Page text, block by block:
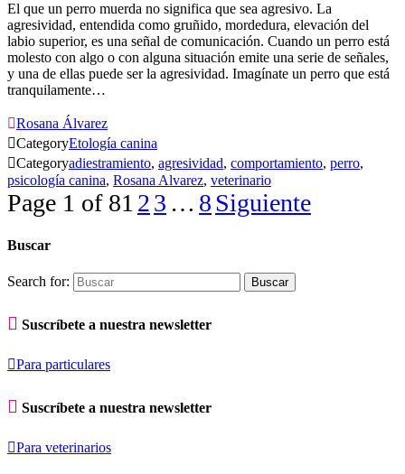
El que un perro muerda no significa que sea agresivo. La
agresividad, entendida como gruñido, mordedura, elevación del
labio superior, es una señal de comunicación. Cuando un perro está
molesto con algo o con alguna situación emite una serie de señales,
y una de ellas puede ser la agresividad. Imagínate un perro que está
tranquilamente…
Rosana Álvarez
CategoryEtología canina
Categoryadiestramiento, agresividad, comportamiento, perro,
psicología canina, Rosana Alvarez, veterinario
Page 1 of 8123 … 8Siguiente
Buscar
Search for:
 Suscríbete a nuestra newsletter
Para particulares
 Suscríbete a nuestra newsletter
Para veterinarios